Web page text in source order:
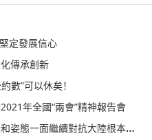
定發展信心
傳承創新
數”可以休矣！
年全國“兩會”精神報告會
一面繼續對抗大陸根本行不通